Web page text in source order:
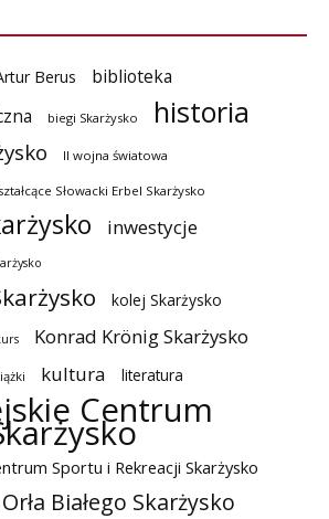
Berus
biblioteka
biegi Skarżysko historia
II wojna światowa
Słowacki Erbel Skarżysko
inwestycje
kolej Skarżysko
Konrad Krönig Skarżysko
kultura literatura
Centrum
Sportu i Rekreacji Skarżysko
Białego Skarżysko